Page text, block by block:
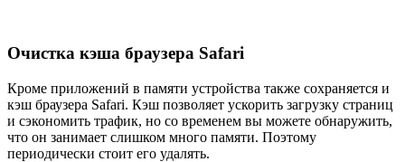
Очистка кэша браузера Safari
Кроме приложений в памяти устройства также сохраняется и
кэш браузера Safari. Кэш позволяет ускорить загрузку страниц
и сэкономить трафик, но со временем вы можете обнаружить,
что он занимает слишком много памяти. Поэтому
периодически стоит его удалять.